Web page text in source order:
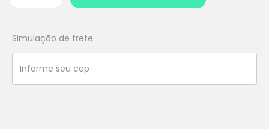
Simulação de frete